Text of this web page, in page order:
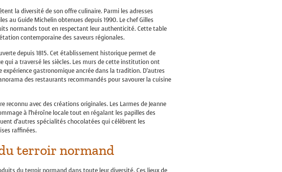
la diversité de son offre culinaire. Parmi les adresses
au Guide Michelin obtenues depuis 1990. Le chef Gilles
normands tout en respectant leur authenticité. Cette table
contemporaine des saveurs régionales.
depuis 1815. Cet établissement historique permet de
a traversé les siècles. Les murs de cette institution ont
gastronomique ancrée dans la tradition. D’autres
des restaurants recommandés pour savourer la cuisine
avec des créations originales. Les Larmes de Jeanne
à l’héroïne locale tout en régalant les papilles des
d’autres spécialités chocolatées qui célèbrent les
raffinées.
terroir normand
du terroir normand dans toute leur diversité. Ces lieux de